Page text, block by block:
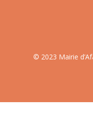
© 2023 Mairie